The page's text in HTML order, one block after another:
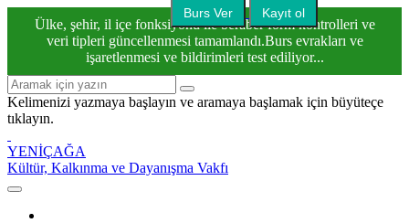
Ülke, şehir, il içe fonksiyonu ile beraber form kontrolleri ve
veri tipleri güncellenmesi tamamlandı.Burs evrakları ve
işaretlenmesi ve bildirimleri test ediliyor...
Kelimenizi yazmaya başlayın ve aramaya başlamak için büyüteçe
tıklayın.
Burs Ver Kayıt ol
YENİÇAĞA
Kültür, Kalkınma ve Dayanışma Vakfı